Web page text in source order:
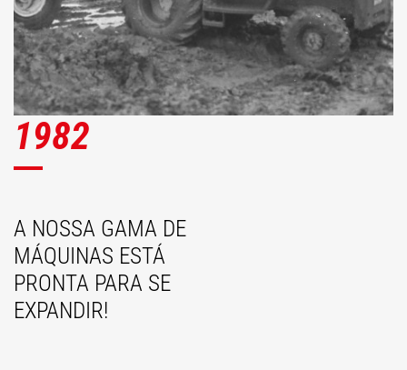
1982
A NOSSA GAMA DE
MÁQUINAS ESTÁ
PRONTA PARA SE
EXPANDIR!